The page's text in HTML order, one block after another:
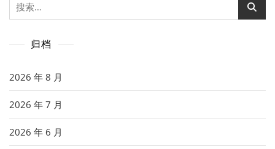
索：
归档
2026 年 8 月
2026 年 7 月
2026 年 6 月